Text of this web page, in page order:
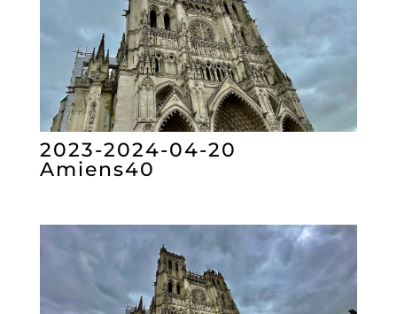
2023-2024-04-20
Amiens40